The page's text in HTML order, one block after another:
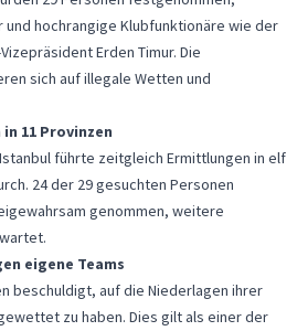
hochrangige Klubfunktionäre wie der
Erden Timur. Die
sich auf illegale Wetten und
11 Provinzen
führte zeitgleich Ermittlungen in elf
24 der 29 gesuchten Personen
genommen, weitere
eigene Teams
beschuldigt, auf die Niederlagen ihrer
zu haben. Dies gilt als einer der